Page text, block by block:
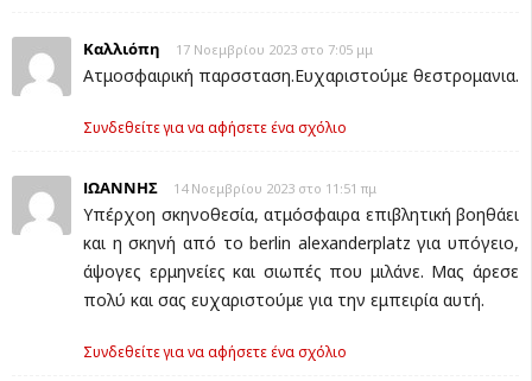
Καλλιόπη 17 Νοεμβρίου 2023 στο 7:05 μμ
Ατμοσφαιρική παρσσταση.Ευχαριστούμε θεστρομανια.
Συνδεθείτε για να αφήσετε ένα σχόλιο
ΙΩΑΝΝΗΣ 14 Νοεμβρίου 2023 στο 11:51 πμ
Υπέρχοη σκηνοθεσία, ατμόσφαιρα επιβλητική βοηθάει
και η σκηνή από το berlin alexanderplatz για υπόγειο,
άψογες ερμηνείες και σιωπές που μιλάνε. Μας άρεσε
πολύ και σας ευχαριστούμε για την εμπειρία αυτή.
Συνδεθείτε για να αφήσετε ένα σχόλιο